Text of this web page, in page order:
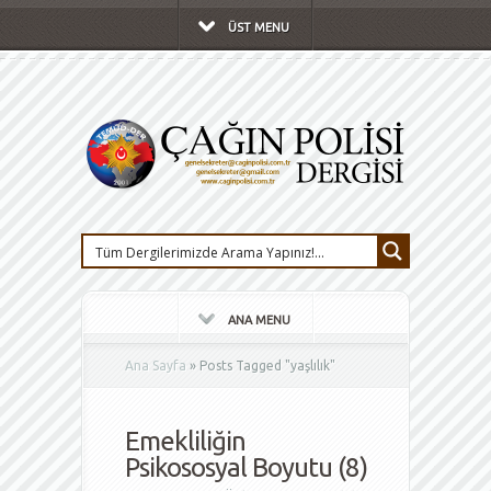
ÜST MENU
ANA MENU
Ana Sayfa » Posts Tagged "yaşlılık"
Emekliliğin
Psikososyal Boyutu (8)